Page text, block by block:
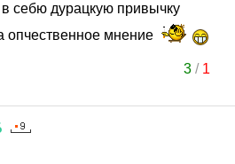
себю дурацкую привычку
опчественное мнение
3/ 1